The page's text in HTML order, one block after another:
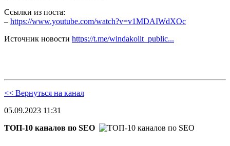
Ссылки из поста:
– https://www.youtube.com/watch?v=v1MDAIWdXOc
Источник новости https://t.me/windakolit_public...
<< Вернуться на канал
05.09.2023 11:31
ТОП-10 каналов по SEO